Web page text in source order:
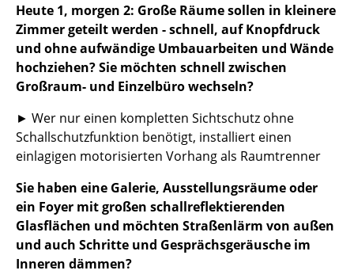
Knoll International
Louis Poulsen
Muuto
Nils Holger Moormann
Richard Lampert
USM Haller
Vitra
... alle Hersteller A-Z
Heute 1, morgen 2: Große Räume sollen in kleinere
Zimmer geteilt werden - schnell, auf Knopfdruck
und ohne aufwändige Umbauarbeiten und Wände
hochziehen? Sie möchten schnell zwischen
Großraum- und Einzelbüro wechseln?
► Wer nur einen kompletten Sichtschutz ohne
Schallschutzfunktion benötigt, installiert einen
einlagigen motorisierten Vorhang als Raumtrenner
Sie haben eine Galerie, Ausstellungsräume oder
ein Foyer mit großen schallreflektierenden
Glasflächen und möchten Straßenlärm von außen
und auch Schritte und Gesprächsgeräusche im
Inneren dämmen?